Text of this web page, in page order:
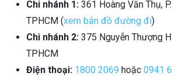
Chi nhánh 1: 361 Hoàng Văn Thụ,
TPHCM (xem bản đồ đường đi)
Chi nhánh 2: 375 Nguyễn Thượng
TPHCM
Điện thoại: 1800 2069 hoặc 0941